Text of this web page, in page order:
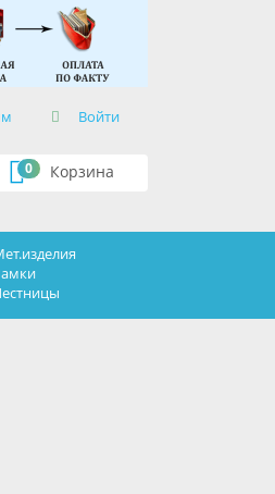
Войти
Корзина
0